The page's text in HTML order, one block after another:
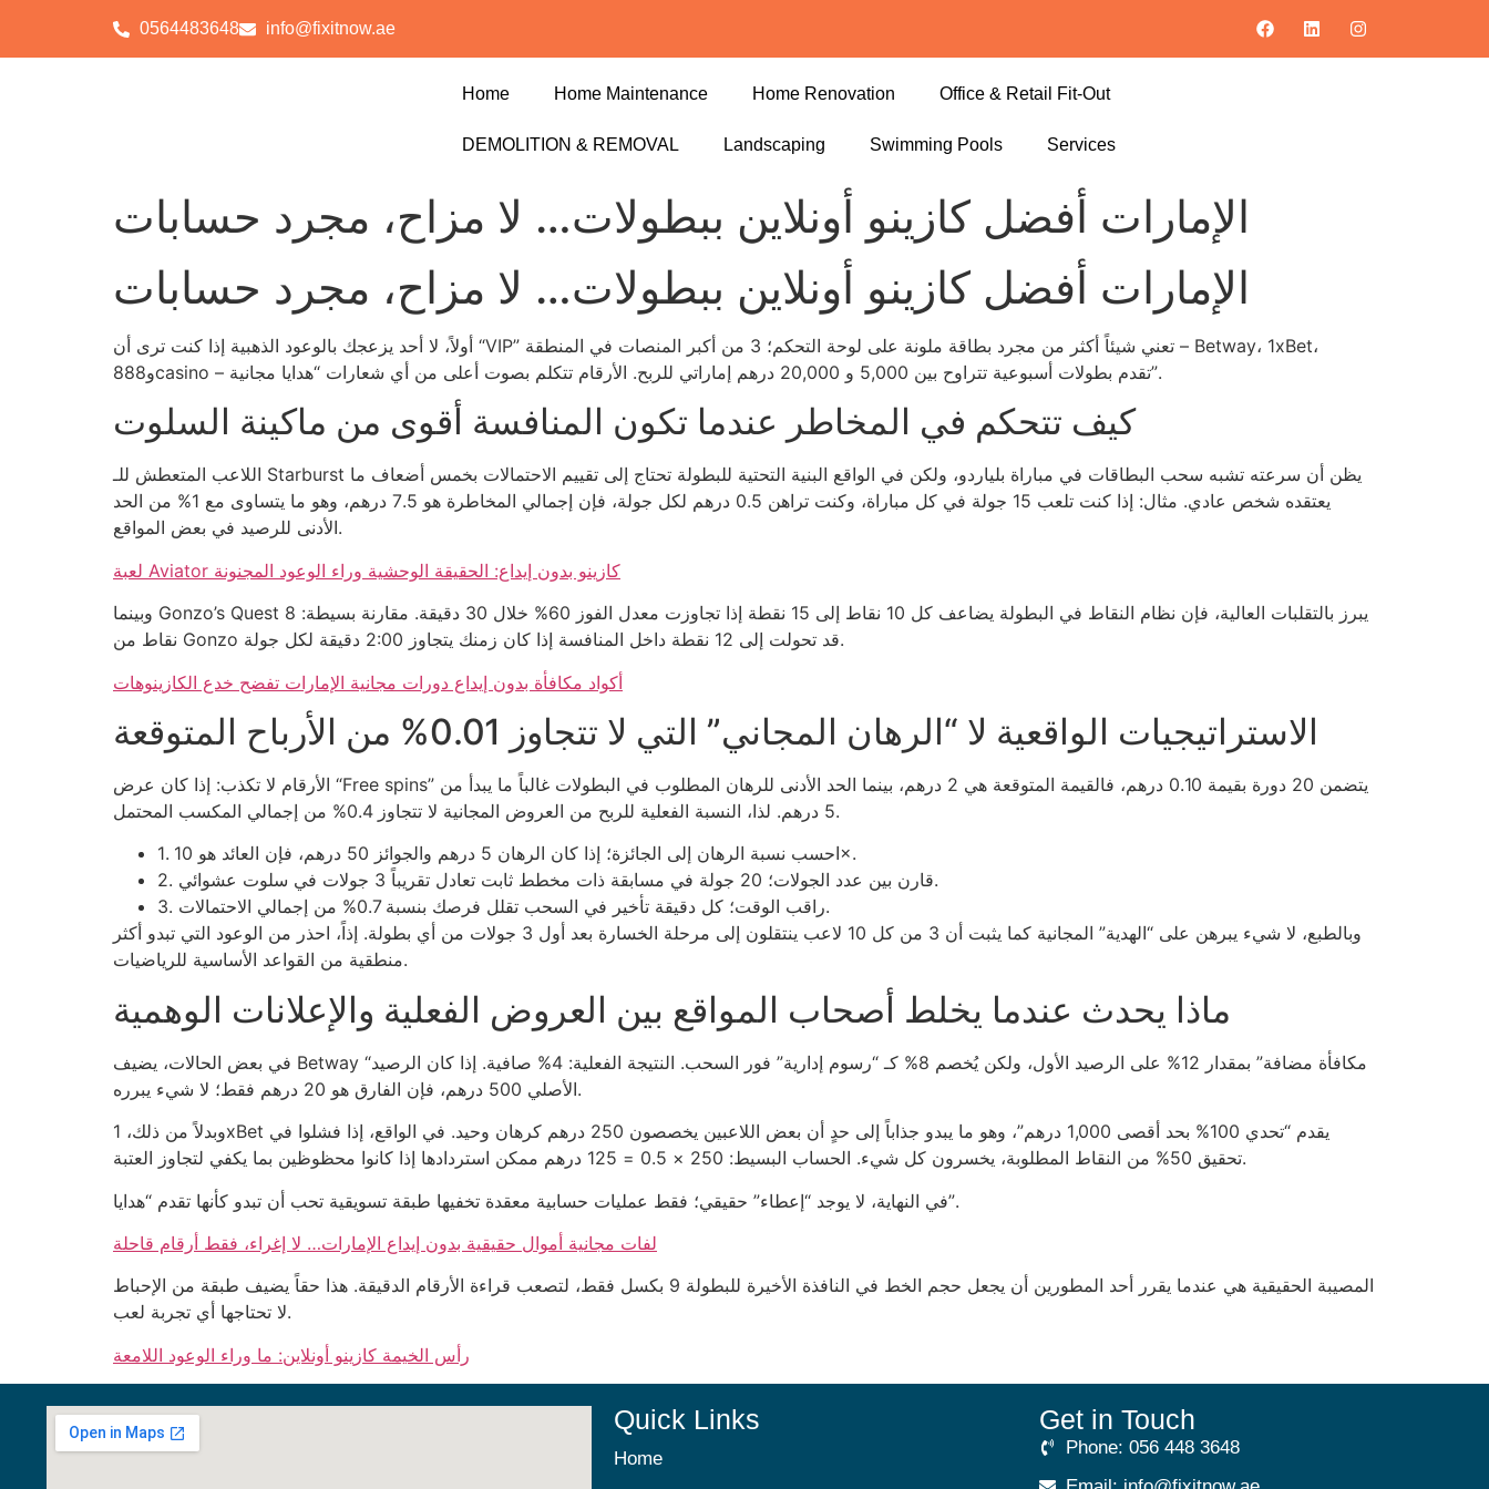
0564483648 info@fixitnow.ae
Home Home Maintenance Home Renovation Office & Retail Fit-Out
DEMOLITION & REMOVAL Landscaping Swimming Pools Services
الإمارات أفضل كازينو أونلاين ببطولات… لا مزاح، مجرد حسابات
الإمارات أفضل كازينو أونلاين ببطولات… لا مزاح، مجرد حسابات
أولاً، لا أحد يزعجك بالوعود الذهبية إذا كنت ترى أن “VIP” تعني شيئاً أكثر من مجرد بطاقة ملونة على لوحة التحكم؛ 3 من أكبر المنصات في المنطقة – Betway، 1xBet،
و888casino – تقدم بطولات أسبوعية تتراوح بين 5,000 و 20,000 درهم إماراتي للربح. الأرقام تتكلم بصوت أعلى من أي شعارات “هدايا مجانية”.
كيف تتحكم في المخاطر عندما تكون المنافسة أقوى من ماكينة السلوت
اللاعب المتعطش للـ Starburst يظن أن سرعته تشبه سحب البطاقات في مباراة بلياردو، ولكن في الواقع البنية التحتية للبطولة تحتاج إلى تقييم الاحتمالات بخمس أضعاف ما
يعتقده شخص عادي. مثال: إذا كنت تلعب 15 جولة في كل مباراة، وكنت تراهن 0.5 درهم لكل جولة، فإن إجمالي المخاطرة هو 7.5 درهم، وهو ما يتساوى مع 1% من الحد
الأدنى للرصيد في بعض المواقع.
لعبة Aviator كازينو بدون إيداع: الحقيقة الوحشية وراء الوعود المجنونة
وبينما Gonzo’s Quest يبرز بالتقلبات العالية، فإن نظام النقاط في البطولة يضاعف كل 10 نقاط إلى 15 نقطة إذا تجاوزت معدل الفوز 60% خلال 30 دقيقة. مقارنة بسيطة: 8
نقاط من Gonzo قد تحولت إلى 12 نقطة داخل المنافسة إذا كان زمنك يتجاوز 2:00 دقيقة لكل جولة.
أكواد مكافأة بدون إيداع دورات مجانية الإمارات تفضح خدع الكازينوهات
الاستراتيجيات الواقعية لا “الرهان المجاني” التي لا تتجاوز 0.01% من الأرباح المتوقعة
الأرقام لا تكذب: إذا كان عرض “Free spins” يتضمن 20 دورة بقيمة 0.10 درهم، فالقيمة المتوقعة هي 2 درهم، بينما الحد الأدنى للرهان المطلوب في البطولات غالباً ما يبدأ من
5 درهم. لذا، النسبة الفعلية للربح من العروض المجانية لا تتجاوز 0.4% من إجمالي المكسب المحتمل.
1. احسب نسبة الرهان إلى الجائزة؛ إذا كان الرهان 5 درهم والجوائز 50 درهم، فإن العائد هو 10×.
2. قارن بين عدد الجولات؛ 20 جولة في مسابقة ذات مخطط ثابت تعادل تقريباً 3 جولات في سلوت عشوائي.
3. راقب الوقت؛ كل دقيقة تأخير في السحب تقلل فرصك بنسبة 0.7% من إجمالي الاحتمالات.
وبالطبع، لا شيء يبرهن على “الهدية” المجانية كما يثبت أن 3 من كل 10 لاعب ينتقلون إلى مرحلة الخسارة بعد أول 3 جولات من أي بطولة. إذاً، احذر من الوعود التي تبدو أكثر
منطقية من القواعد الأساسية للرياضيات.
ماذا يحدث عندما يخلط أصحاب المواقع بين العروض الفعلية والإعلانات الوهمية
في بعض الحالات، يضيف Betway “مكافأة مضافة” بمقدار 12% على الرصيد الأول، ولكن يُخصم 8% كـ “رسوم إدارية” فور السحب. النتيجة الفعلية: 4% صافية. إذا كان الرصيد
الأصلي 500 درهم، فإن الفارق هو 20 درهم فقط؛ لا شيء يبرره.
وبدلاً من ذلك، 1xBet يقدم “تحدي 100% بحد أقصى 1,000 درهم”، وهو ما يبدو جذاباً إلى حدٍ أن بعض اللاعبين يخصصون 250 درهم كرهان وحيد. في الواقع، إذا فشلوا في
تحقيق 50% من النقاط المطلوبة، يخسرون كل شيء. الحساب البسيط: 250 × 0.5 = 125 درهم ممكن استردادها إذا كانوا محظوظين بما يكفي لتجاوز العتبة.
في النهاية، لا يوجد “إعطاء” حقيقي؛ فقط عمليات حسابية معقدة تخفيها طبقة تسويقية تحب أن تبدو كأنها تقدم “هدايا”.
لفات مجانية أموال حقيقية بدون إيداع الإمارات… لا إغراء، فقط أرقام قاحلة
المصيبة الحقيقية هي عندما يقرر أحد المطورين أن يجعل حجم الخط في النافذة الأخيرة للبطولة 9 بكسل فقط، لتصعب قراءة الأرقام الدقيقة. هذا حقاً يضيف طبقة من الإحباط
لا تحتاجها أي تجربة لعب.
رأس الخيمة كازينو أونلاين: ما وراء الوعود اللامعة
Quick Links
Home
Get in Touch
Phone: 056 448 3648